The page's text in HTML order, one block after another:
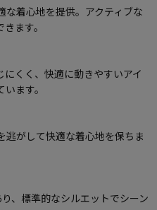
な着心地を提供。アクティブな
ます。
くく、快適に動きやすいアイ
ます。
逃がして快適な着心地を保ちま
、標準的なシルエットでシーン